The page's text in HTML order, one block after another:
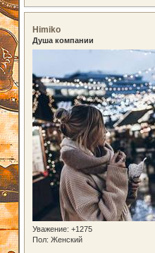
Himiko
Душа компании
Уважение: +1275
Пол: Женский